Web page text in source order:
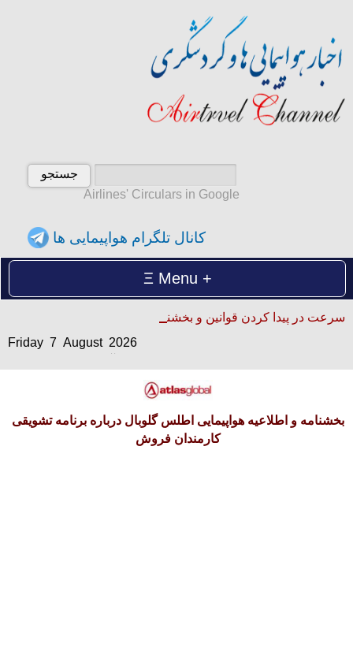
Airlines' Circulars in Google
کانال تلگرام هواپیمایی ها
Menu
سرعت در پیدا کردن قوانین و بخشنامه ها
Friday 7 August 2026
Friday 7 August 2026
بخشنامه و اطلاعیه هواپیمایی اطلس گلوبال درباره برنامه تشویقی
کارمندان فروش